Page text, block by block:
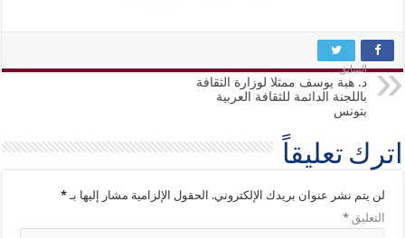
السابق
د. هبة يوسف ممثلا لوزارة الثقافة
باللجنة الدائمة للثقافة العربية
بتونس
اترك تعليقاً
لن يتم نشر عنوان بريدك الإلكتروني. الحقول الإلزامية مشار إليها بـ*
التعليق*